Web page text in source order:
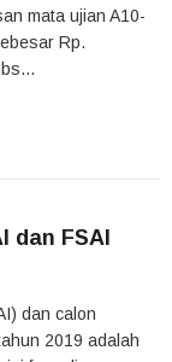
mata ujian A10-
Rp.
dan FSAI
dan calon
2019 adalah